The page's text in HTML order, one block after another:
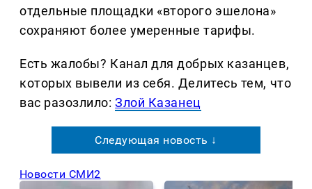
отдельные площадки «второго эшелона»
сохраняют более умеренные тарифы.
Есть жалобы? Канал для добрых казанцев,
которых вывели из себя. Делитеcь тем, что
вас разозлило:Злой Казанец
Следующая новость ↓
Новости СМИ2